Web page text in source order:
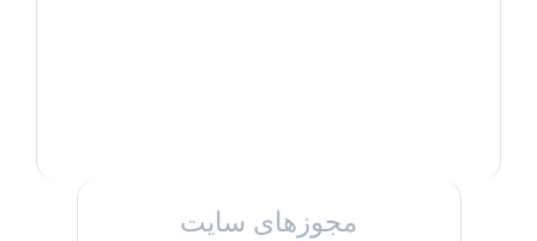
مجوزهای سایت